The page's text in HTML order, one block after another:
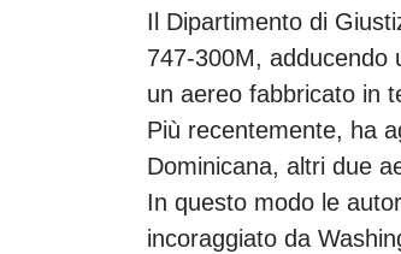
Il Dipartimento di
747-300M, adducendo
un aereo fabbricato in
Più recentemente, ha
Dominicana, altri due
In questo modo le
incoraggiato da